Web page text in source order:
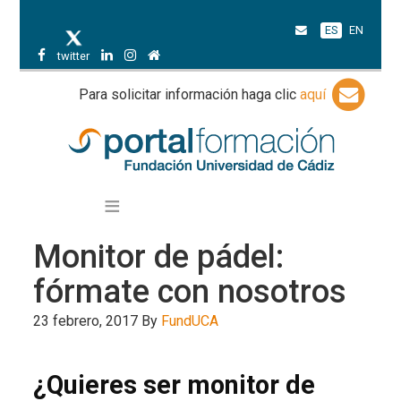
twitter
ES EN
Para solicitar información haga clic aquí
Monitor de pádel:
fórmate con nosotros
23 febrero, 2017 By FundUCA
¿Quieres ser monitor de